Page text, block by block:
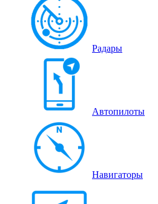
Радары
Автопилоты
Навигаторы